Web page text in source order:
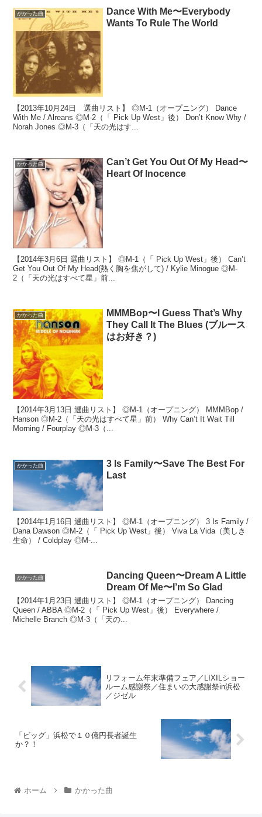
かかった曲
Dance With Me〜Everybody
Wants To Rule The World
【2013年10月24日 選曲リスト】 ◎M-1（オープニング） Dance
With Me / Alreans ◎M-2（「 Pick Up West」後） Don’t Know Why /
Norah Jones ◎M-3（「天の光はす...
かかった曲
Can’t Get You Out Of My Head〜
Heart Of Inocence
【2014年3月6日 選曲リスト】 ◎M-1（「 Pick Up West」後） Can’t
Get You Out Of My Head(熱く胸を焦がして) / Kylie Minogue ◎M-
2（「天の光はすべて星」前...
かかった曲
MMMBop〜I Guess That’s Why
They Call It The Blues (ブルース
はお好き？)
【2014年3月13日 選曲リスト】 ◎M-1（オープニング） MMMBop /
Hanson ◎M-2（「天の光はすべて星」前） Why Can’t It Wait Till
Morning / Fourplay ◎M-3（...
かかった曲
3 Is Family〜Save The Best For
Last
【2014年1月16日 選曲リスト】 ◎M-1（オープニング） 3 Is Family /
Dana Dawson ◎M-2（「 Pick Up West」後） Viva La Vida（美しき
生命） / Coldplay ◎M-...
かかった曲
Dancing Queen〜Dream A Little
Dream Of Me〜I’m So Glad
【2014年1月23日 選曲リスト】 ◎M-1（オープニング） Dancing
Queen / ABBA ◎M-2（「 Pick Up West」後） Everywhere /
Michelle Branch ◎M-3（「天の...
リフォーム年末準備フェア／LIXILショー
ルーム感謝祭／住まいの大感謝祭in浜松
／ジゼル
「ビッグ」浜松で１０億円長者誕生
か？！
ホーム かかった曲